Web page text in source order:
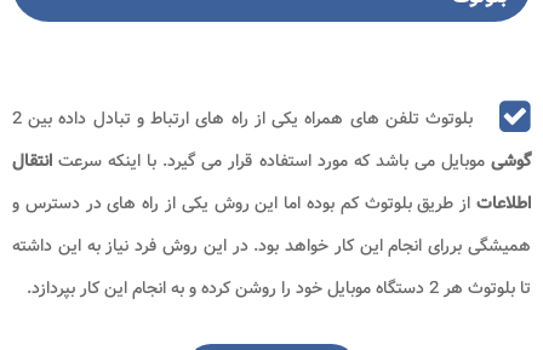
بلوتوث تلفن های همراه یکی از راه های ارتباط و تبادل داده بین 2
گوشیموبایل می باشد که مورد استفاده قرار می گیرد. با اینکه سرعت انتقال
اطلاعات از طریق بلوتوث کم بوده اما این روش یکی از راه های در دسترس و
همیشگی بررای انجام این کار خواهد بود. در این روش فرد نیاز به این داشته
تا بلوتوث هر 2 دستگاه موبایل خود را روشن کرده و به انجام این کار بپردازد.